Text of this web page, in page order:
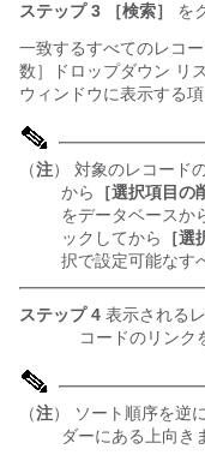
ステップ 3 ［検索］
を
一致するすべてのレコ
数］ドロップダウン リ
ウィンドウに表示する
（注） 対象のレコード
から
［選択項目の
をデータベースか
ックしてから
［選
択で設定可能なす
ステップ 4 表示される
コードのリンク
（注） ソート順序を逆
ダーにある上向き